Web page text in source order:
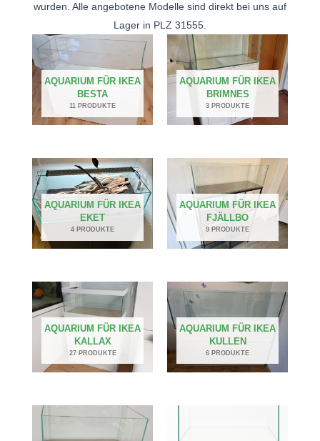
wurden. Alle angebotene Modelle sind direkt bei uns auf
Lager in PLZ 31555.
AQUARIUM FÜR IKEA
BESTA
11 PRODUKTE
AQUARIUM FÜR IKEA
BRIMNES
3 PRODUKTE
AQUARIUM FÜR IKEA
EKET
4 PRODUKTE
AQUARIUM FÜR IKEA
FJÄLLBO
9 PRODUKTE
AQUARIUM FÜR IKEA
KALLAX
27 PRODUKTE
AQUARIUM FÜR IKEA
KULLEN
6 PRODUKTE